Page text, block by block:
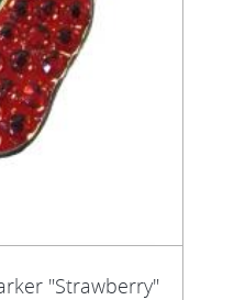
"Strawberry"